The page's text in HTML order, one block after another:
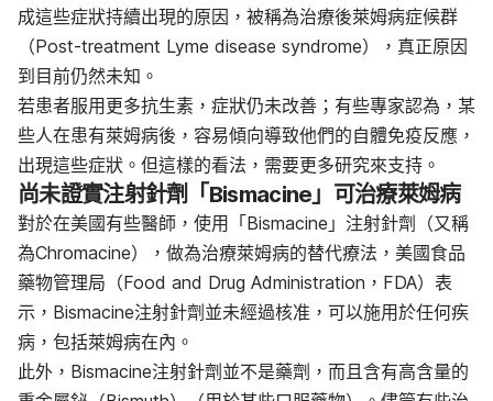
成這些症狀持續出現的原因，被稱為治療後萊姆病症候群
（Post-treatment Lyme disease syndrome），真正原因
到目前仍然未知。
若患者服用更多抗生素，症狀仍未改善；有些專家認為，某
些人在患有萊姆病後，容易傾向導致他們的自體免疫反應，
出現這些症狀。但這樣的看法，需要更多研究來支持。
尚未證實注射針劑「Bismacine」可治療萊姆病
對於在美國有些醫師，使用「Bismacine」注射針劑（又稱
為Chromacine），做為治療萊姆病的替代療法，美國食品
藥物管理局（Food and Drug Administration，FDA）表
示，Bismacine注射針劑並未經過核准，可以施用於任何疾
病，包括萊姆病在內。
此外，Bismacine注射針劑並不是藥劑，而且含有高含量的